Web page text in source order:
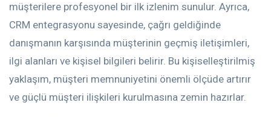
müşterilere profesyonel bir ilk izlenim sunulur. Ayrıca,
CRM entegrasyonu sayesinde, çağrı geldiğinde
danışmanın karşısında müşterinin geçmiş iletişimleri,
ilgi alanları ve kişisel bilgileri belirir. Bu kişiselleştirilmiş
yaklaşım, müşteri memnuniyetini önemli ölçüde artırır
ve güçlü müşteri ilişkileri kurulmasına zemin hazırlar.